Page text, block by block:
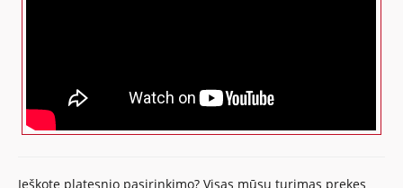
Ieškote platesnio pasirinkimo? Visas mūsų turimas prekes